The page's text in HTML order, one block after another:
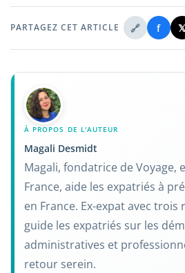
PARTAGEZ CET ARTICLE 🔗 f 𝕏
À PROPOS DE L'AUTEUR
Magali Desmidt
Magali, fondatrice de Voyage,
France, aide les expatriés à
en France. Ex-expat avec
guide les expatriés sur les
administratives et
retour serein.